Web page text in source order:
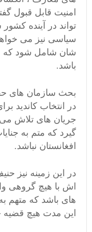
امنیت قابل قبول
تواند در آینده
سیاسی نیز می
شان شامل شود که از
باشد.
بحث سازمان های
در انتخاب کاندید
جریان های تلاش
گیرد که متم به
افغانستان نباشد.
در این زمینه نیز
اش با هیچ گروهی
های باشد که متهم
این مدت هیچ قضیه